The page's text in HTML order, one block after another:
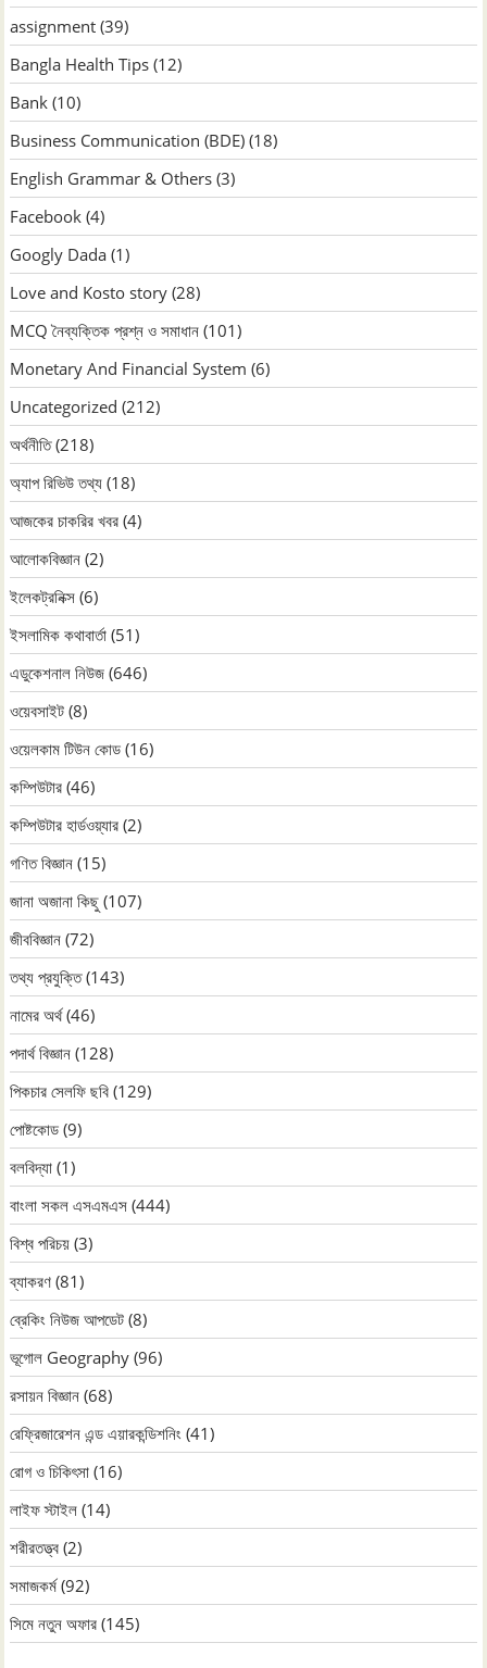
assignment (39)
Bangla Health Tips (12)
Bank (10)
Business Communication (BDE) (18)
English Grammar & Others (3)
Facebook (4)
Googly Dada (1)
Love and Kosto story (28)
MCQ নৈব্যক্তিক প্রশ্ন ও সমাধান (101)
Monetary And Financial System (6)
Uncategorized (212)
অর্থনীতি(218)
অ্যাপ রিভিউ তথ্য (18)
আজকের চাকরির খবর (4)
আলোকবিজ্ঞান (2)
ইলেকট্রনিক্স (6)
ইসলামিক কথাবার্তা (51)
এডুকেশনাল নিউজ (646)
ওয়েবসাইট (8)
ওয়েলকাম টিউন কোড (16)
কম্পিউটার (46)
কম্পিউটার হার্ডওয়্যার (2)
গণিত বিজ্ঞান (15)
জানা অজানা কিছু (107)
জীববিজ্ঞান (72)
তথ্য প্রযুক্তি(143)
নামের অর্থ(46)
পদার্থ বিজ্ঞান (128)
পিকচার সেলফি ছবি (129)
পোষ্টকোড (9)
বলবিদ্যা (1)
বাংলা সকল এসএমএস (444)
বিশ্ব পরিচয় (3)
ব্যাকরণ (81)
ব্রেকিং নিউজ আপডেট (8)
ভূগোল Geography (96)
রসায়ন বিজ্ঞান (68)
রেফ্রিজারেশন এন্ড এয়ারকন্ডিশনিং (41)
রোগ ও চিকিৎসা (16)
লাইফ স্টাইল (14)
শরীরতত্ত্ব (2)
সমাজকর্ম(92)
সিমে নতুন ‍অফার (145)